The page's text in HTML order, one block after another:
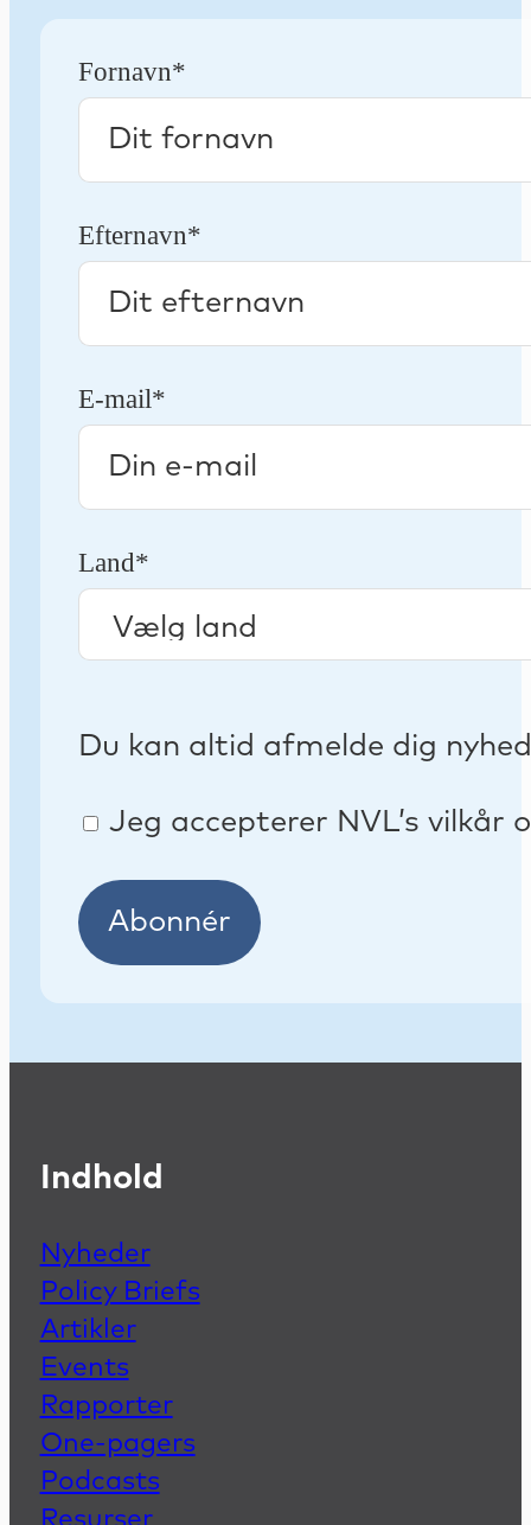
Fornavn*
Efternavn*
E-mail*
Land*
Du kan altid afmelde dig
Jeg accepterer NVL’s vilkår
Abonnér
Indhold
Nyheder
Policy Briefs
Artikler
Events
Rapporter
One-pagers
Podcasts